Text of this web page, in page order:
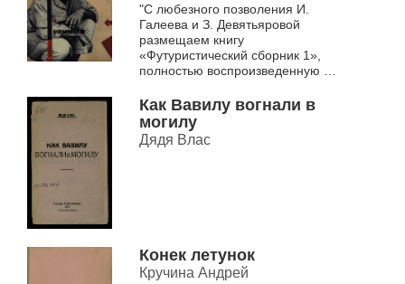
"С любезного позволения И.
Галеева и З. Девятьяровой
размещаем книгу
«Футуристический сборник 1»,
полностью воспроизведенную в
Архив» (Галеев И., Девятьярова
З. Викто...
Как Вавилу вогнали в
могилу
Дядя Влас
Конек летунок
Кручина Андрей